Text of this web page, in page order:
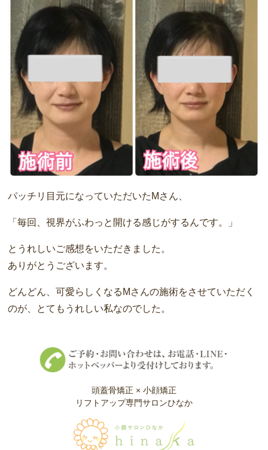
パッチリ目元になっていただいたMさん、
「毎回、視界がふわっと開ける感じがするんです。」
とうれしいご感想をいただきました。
ありがとうございます。
どんどん、可愛らしくなるMさんの施術をさせていただく
のが、とてもうれしい私なのでした。
頭蓋骨矯正 × 小顔矯正
リフトアップ専門サロンひなか